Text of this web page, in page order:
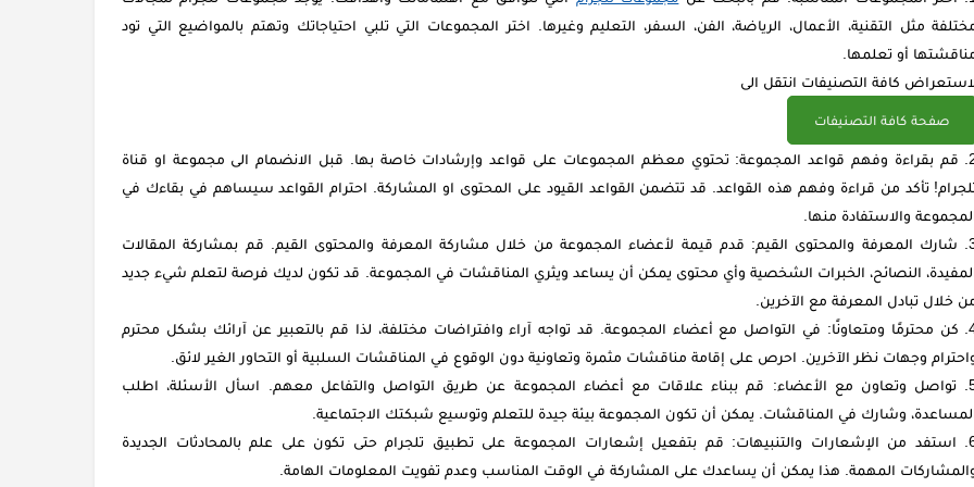
مثل التقنية، الأعمال، الرياضة، الفن، السفر، التعليم وغيرها. اختر المجموعات التي تلبي احتياجاتك وتهتم بالمواضيع التي تود
أو تعلمها.
كافة التصنيفات انتقل الى
صفحة كافة التصنيفات
قم بقراءة وفهم قواعد المجموعة: تحتوي معظم المجموعات على قواعد وإرشادات خاصة بها. قبل الانضمام الى مجموعة او قناة
تأكد من قراءة وفهم هذه القواعد. قد تتضمن القواعد القيود على المحتوى او المشاركة. احترام القواعد سيساهم في بقاءك في
والاستفادة منها.
شارك المعرفة والمحتوى القيم: قدم قيمة لأعضاء المجموعة من خلال مشاركة المعرفة والمحتوى القيم. قم بمشاركة المقالات
النصائح، الخبرات الشخصية وأي محتوى يمكن أن يساعد ويثري المناقشات في المجموعة. قد تكون لديك فرصة لتعلم شيء جديد
خلال تبادل المعرفة مع الآخرين.
كن محترمًا ومتعاونًا: في التواصل مع أعضاء المجموعة. قد تواجه آراء وافتراضات مختلفة، لذا قم بالتعبير عن آرائك بشكل محترم
وجهات نظر الآخرين. احرص على إقامة مناقشات مثمرة وتعاونية دون الوقوع في المناقشات السلبية أو التحاور الغير لائق.
تواصل وتعاون مع الأعضاء: قم ببناء علاقات مع أعضاء المجموعة عن طريق التواصل والتفاعل معهم. اسأل الأسئلة، اطلب
وشارك في المناقشات. يمكن أن تكون المجموعة بيئة جيدة للتعلم وتوسيع شبكتك الاجتماعية.
استفد من الإشعارات والتنبيهات: قم بتفعيل إشعارات المجموعة على تطبيق تلجرام حتى تكون على علم بالمحادثات الجديدة
المهمة. هذا يمكن أن يساعدك على المشاركة في الوقت المناسب وعدم تفويت المعلومات الهامة.